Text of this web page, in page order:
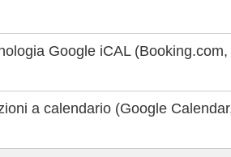
Google iCAL (Booking.com,
a calendario (Google